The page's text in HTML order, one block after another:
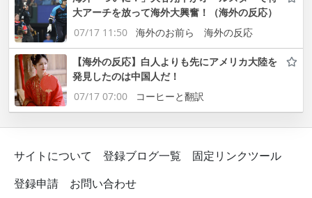
大アーチを放って海外大興奮！（海外の反応）
07/17 11:50
海外のお前ら 海外の反応
【海外の反応】白人よりも先にアメリカ大陸を
発見したのは中国人だ！
07/17 07:00
コーヒーと翻訳
サイトについて 登録ブログ一覧
固定リンクツール
登録申請
お問い合わせ